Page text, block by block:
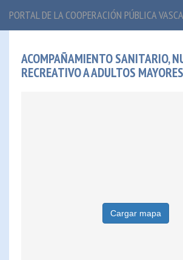
PORTAL DE LA COOPERACIÓN PÚBLICA VASCA
ACOMPAÑAMIENTO SANITARIO,
RECREATIVO A ADULTOS
Cargar mapa